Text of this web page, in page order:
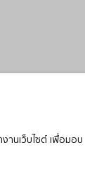
านเว็บไซต์ เพื่อมอบ